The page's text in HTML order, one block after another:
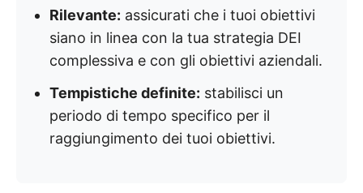
Rilevante: assicurati che i tuoi obiettivi
siano in linea con la tua strategia DEI
complessiva e con gli obiettivi aziendali.
Tempistiche definite: stabilisci un
periodo di tempo specifico per il
raggiungimento dei tuoi obiettivi.